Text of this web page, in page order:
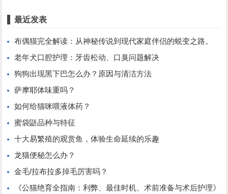
最近发表
布偶猫完全解读：从神秘传说到现代家庭伴侣的蜕变之路。
老年犬口腔护理：牙齿松动、口臭问题解决
狗狗出现黑下巴怎么办？原因与清洁方法
萨摩耶体味重吗？
如何给猫咪喂液体药？
蜜袋鼯品种与特征
十大易繁殖的观赏鱼，体验生命延续的乐趣
龙猫便秘怎么办？
金毛/拉布拉多掉毛厉害吗？
《公猫绝育全指南：利弊、最佳时机、术前准备与术后护理》